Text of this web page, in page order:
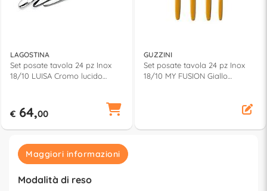
LAGOSTINA
Set posate tavola 24 pz Inox
18/10 LUISA Cromo lucido
€ 64,00
GUZZINI
Set posate tavola 24 pz Inox
18/10 MY FUSION Giallo
Maggiori informazioni
Modalità di reso